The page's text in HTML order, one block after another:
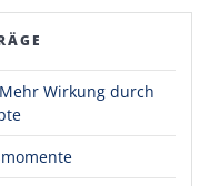
Wirkung durch